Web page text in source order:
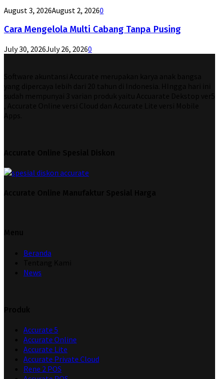
August 3, 2026August 2, 20260
Cara Mengelola Multi Cabang Tanpa Pusing
July 30, 2026July 26, 20260
Beranda
News
Accurate 5
Accurate Online
Accurate Lite
Accurate Private Cloud
Rene 2 POS